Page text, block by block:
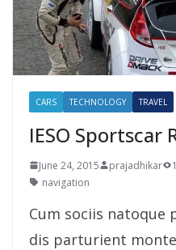
CARS TECHNOLOGY TRAVEL
IESO Sportscar
June 24, 2015 prajadhikar
navigation
Cum sociis natoque
dis parturient